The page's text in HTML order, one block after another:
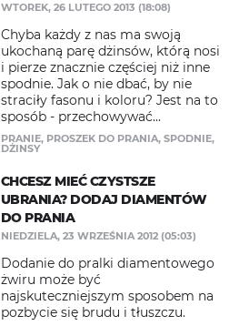
WTOREK, 26 LUTEGO 2013 (18:08)
Chyba każdy z nas ma swoją
ukochaną parę dżinsów, którą nosi
i pierze znacznie częściej niż inne
spodnie. Jak o nie dbać, by nie
straciły fasonu i koloru? Jest na to
sposób - przechowywać...
PRANIE, PROSZEK DO PRANIA, SPODNIE,
DŻINSY
CHCESZ MIEĆ CZYSTSZE
UBRANIA? DODAJ DIAMENTÓW
DO PRANIA
NIEDZIELA, 23 WRZEŚNIA 2012 (05:03)
Dodanie do pralki diamentowego
żwiru może być
najskuteczniejszym sposobem na
pozbycie się brudu i tłuszczu.